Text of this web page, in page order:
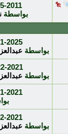
2011
بواسطة
2025
بواسطة
2021
بواسطة
2021
2021
بواسطة